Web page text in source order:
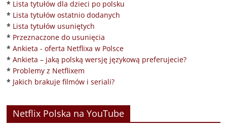
* Lista tytułów dla dzieci po polsku
* Lista tytułów ostatnio dodanych
* Lista tytułów usuniętych
* Przeznaczone do usunięcia
* Ankieta - oferta Netflixa w Polsce
* Ankieta – jaką polską wersję językową preferujecie?
* Problemy z Netflixem
* Jakich brakuje filmów i seriali?
Netflix Polska na YouTube